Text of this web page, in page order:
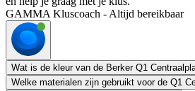
GAMMA Kluscoach - Altijd bereikbaar
Wat is de kleur van de Berker Q1
Welke materialen zijn gebruikt voor de Q1